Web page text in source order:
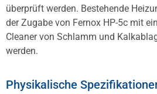
überprüft werden. Bestehende
der Zugabe von Fernox HP-5c mit
Cleaner von Schlamm und
werden.
Physikalische